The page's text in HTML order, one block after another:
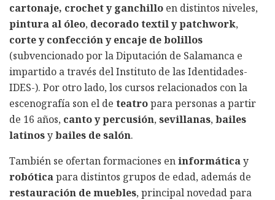
cartonaje, crochet y ganchillo en distintos niveles,
pintura al óleo, decorado textil y patchwork,
corte y confección y encaje de bolillos
(subvencionado por la Diputación de Salamanca e
impartido a través del Instituto de las Identidades-
IDES-). Por otro lado, los cursos relacionados con la
escenografía son el de teatropara personas a partir
de 16 años, canto y percusión,sevillanas,bailes
latinosybailes de salón.
También se ofertan formaciones eninformáticay
robóticapara distintos grupos de edad, además de
restauración de muebles, principal novedad para